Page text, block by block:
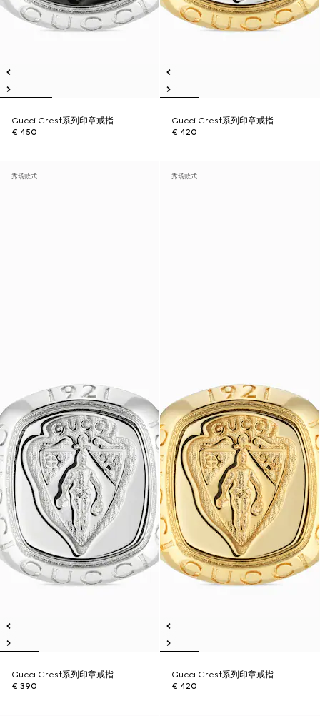
Gucci Crest系列印章戒指
€ 450
Gucci Crest系列印章戒指
€ 420
秀场款式
Gucci Crest系列印章戒指
€ 390
秀场款式
Gucci Crest系列印章戒指
€ 420